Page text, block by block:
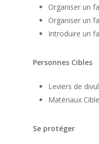
Organiser un
Organiser un
Introduire un
Personnes Cibles
Leviers de
Matériaux
Se protéger